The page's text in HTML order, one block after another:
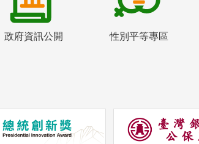
政府資訊公開 性別平等專區